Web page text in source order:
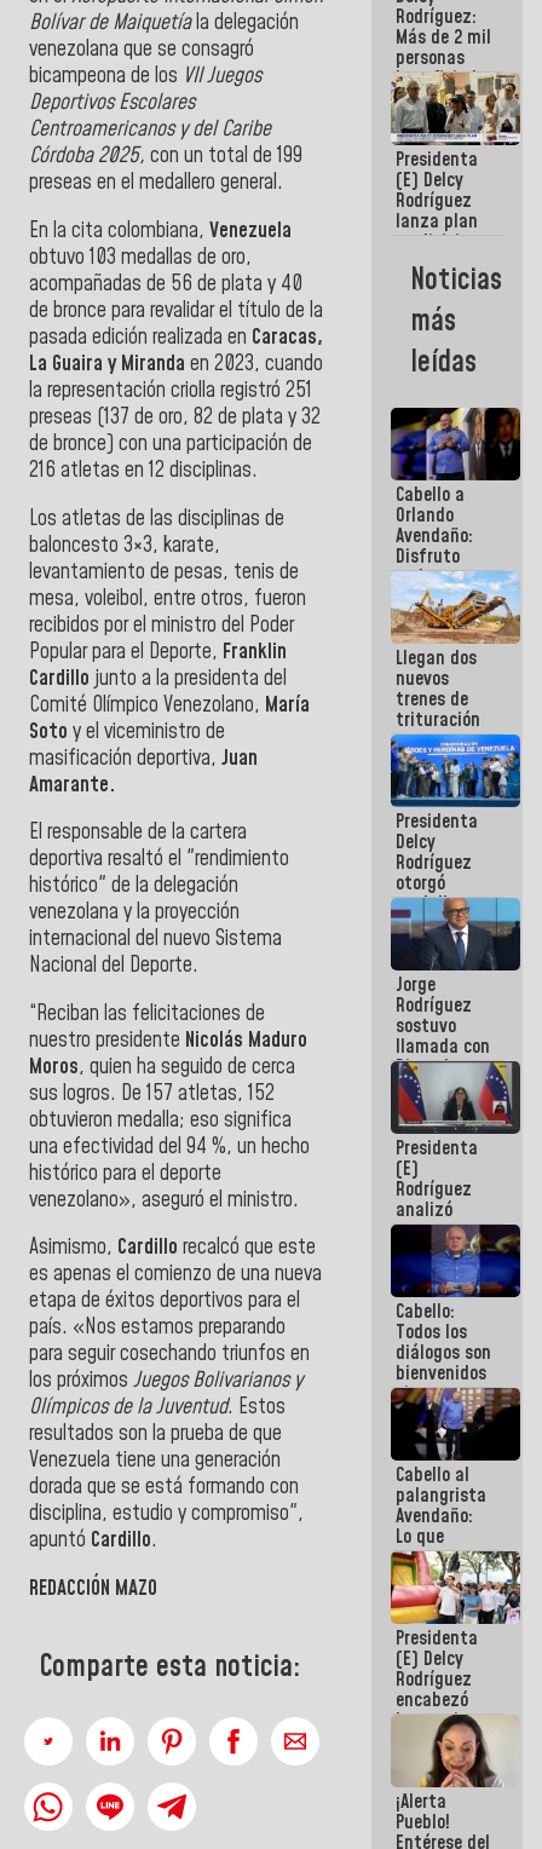
Bolívar de Maiquetíala delegación
venezolana que se consagró
bicampeona de los VII Juegos
Deportivos Escolares
Centroamericanos y del Caribe
Córdoba 2025, con un total de 199
preseas en el medallero general.
En la cita colombiana, Venezuela
obtuvo 103 medallas de oro,
acompañadas de 56 de plata y 40
de bronce para revalidar el título de la
pasada edición realizada en Caracas,
La Guaira y Miranda en 2023, cuando
la representación criolla registró 251
preseas (137 de oro, 82 de plata y 32
de bronce) con una participación de
216 atletas en 12 disciplinas.
Los atletas de las disciplinas de
baloncesto 3×3, karate,
levantamiento de pesas, tenis de
mesa, voleibol, entre otros, fueron
recibidos por el ministro del Poder
Popular para el Deporte, Franklin
Cardillo junto a la presidenta del
Comité Olímpico Venezolano, María
Soto y el viceministro de
masificación deportiva, Juan
Amarante.
El responsable de la cartera
deportiva resaltó el "rendimiento
histórico" de la delegación
venezolana y la proyección
internacional del nuevo Sistema
Nacional del Deporte.
“Reciban las felicitaciones de
nuestro presidente Nicolás Maduro
Moros, quien ha seguido de cerca
sus logros. De 157 atletas, 152
obtuvieron medalla; eso significa
una efectividad del 94 %, un hecho
histórico para el deporte
venezolano», aseguró el ministro.
Asimismo, Cardillo recalcó que este
es apenas el comienzo de una nueva
etapa de éxitos deportivos para el
país. «Nos estamos preparando
para seguir cosechando triunfos en
los próximos Juegos Bolivarianos y
Olímpicos de la Juventud. Estos
resultados son la prueba de que
Venezuela tiene una generación
dorada que se está formando con
disciplina, estudio y compromiso",
apuntó Cardillo.
REDACCIÓN MAZO
Comparte esta noticia:
Rodríguez:
Más de 2 mil
personas
beneficiadas
con planes
para
atención de
emergencia
sísmica en
la última
semana
Presidenta
(E) Delcy
Rodríguez
lanza plan
crediticio
con subsidio
a Juntas de
Condominio
Noticias
más
leídas
Cabello a
Orlando
Avendaño:
Disfruto
cada vez
que escribes
porque lo
que haces
es
embarrarla
Llegan dos
nuevos
trenes de
trituración
para
optimizar
manejo de
escombros
en La Guaira
Presidenta
Delcy
Rodríguez
otorgó
medalla
"Héroe de
Venezuela"
a servidores
públicos
Jorge
Rodríguez
sostuvo
llamada con
Dinorah
Figuera y
acuerdan
primer
encuentro
presencial
para el
diálogo
Presidenta
(E)
Rodríguez
analizó
junto a
gobernadores
planes de
recuperación
del Sistema
Eléctrico
Nacional
Cabello:
Todos los
diálogos son
bienvenidos
siempre que
estén en el
marco de la
Constitución
de la
República
Cabello al
palangrista
Avendaño:
Lo que
vayas a
escribir
hazlo hoy
por que no
sabemos si
la semana
que viene
hay
programa
Presidenta
(E) Delcy
Rodríguez
encabezó
lanzamiento
del Plan
Nacional de
Recreación
Vacacional
¡Alerta
Pueblo!
Entérese del